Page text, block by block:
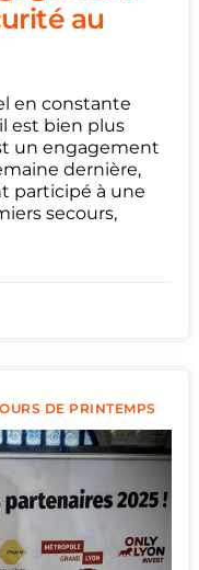
au
en constante
est bien plus
un engagement
dernière,
participé à une
secours,
DE PRINTEMPS